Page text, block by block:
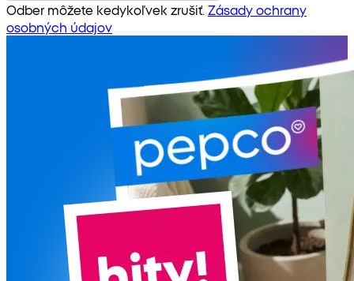
Odber môžete kedykoľvek zrušiť. Zásady ochrany
osobných údajov